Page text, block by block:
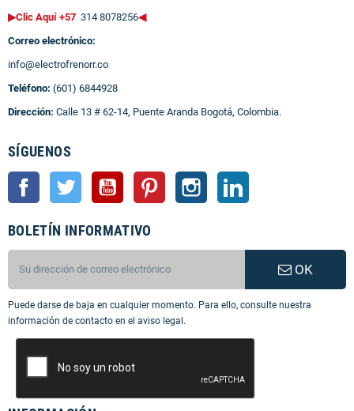
▶Clic Aquí +57 314 8078256◀
Correo electrónico:
info@electrofrenorr.co
Teléfono: (601) 6844928
Dirección: Calle 13 # 62-14, Puente Aranda Bogotá, Colombia.
SÍGUENOS
Facebook Twitter YouTube Pinterest Instagram
BOLETÍN INFORMATIVO
OK
Puede darse de baja en cualquier momento. Para ello, consulte nuestra
información de contacto en el aviso legal.